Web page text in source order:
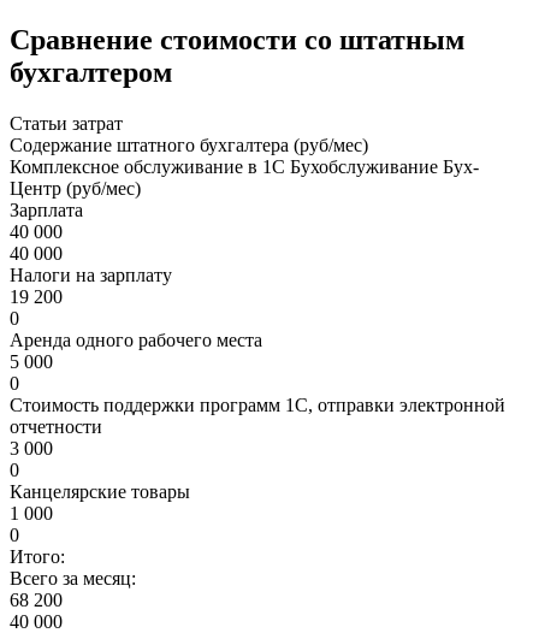
Сравнение стоимости со штатным
бухгалтером
Статьи затрат
Содержание штатного бухгалтера (руб/мес)
Комплексное обслуживание в 1С Бухобслуживание Бух-
Центр (руб/мес)
Зарплата
40 000
40 000
Налоги на зарплату
19 200
0
Аренда одного рабочего места
5 000
0
Стоимость поддержки программ 1С, отправки электронной
отчетности
3 000
0
Канцелярские товары
1 000
0
Итого:
Всего за месяц:
68 200
40 000